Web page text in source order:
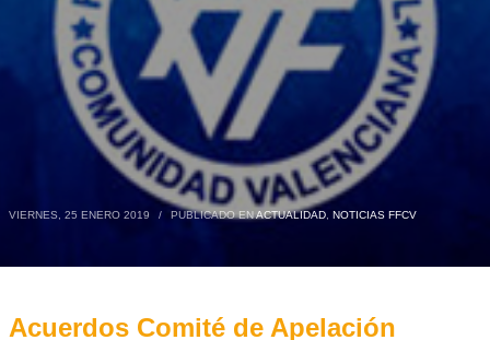
VIERNES, 25 ENERO 2019 / PUBLICADO ENACTUALIDAD, NOTICIAS FFCV
Acuerdos Comité de Apelación